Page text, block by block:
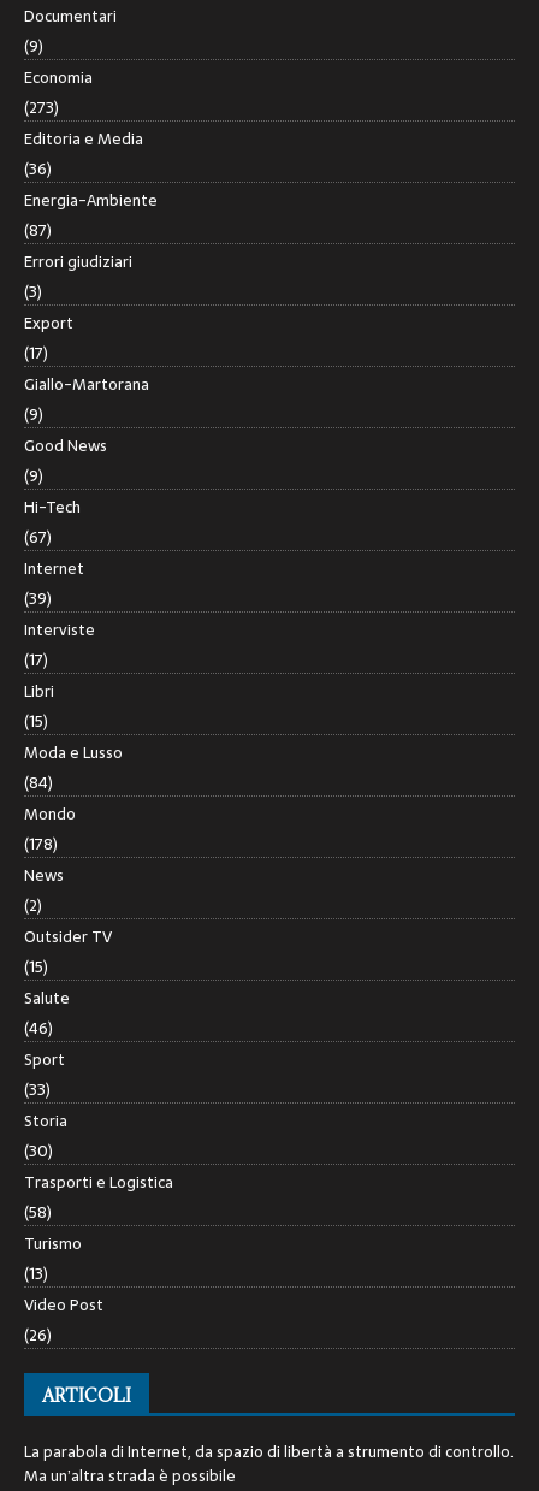
Documentari
(9)
Economia
(273)
Editoria e Media
(36)
Energia-Ambiente
(87)
Errori giudiziari
(3)
Export
(17)
Giallo-Martorana
(9)
Good News
(9)
Hi-Tech
(67)
Internet
(39)
Interviste
(17)
Libri
(15)
Moda e Lusso
(84)
Mondo
(178)
News
(2)
Outsider TV
(15)
Salute
(46)
Sport
(33)
Storia
(30)
Trasporti e Logistica
(58)
Turismo
(13)
Video Post
(26)
ARTICOLI
La parabola di Internet, da spazio di libertà a strumento di controllo.
Ma un’altra strada è possibile